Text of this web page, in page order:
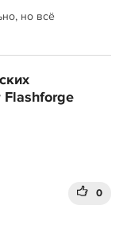
но всё
Flashforge
0